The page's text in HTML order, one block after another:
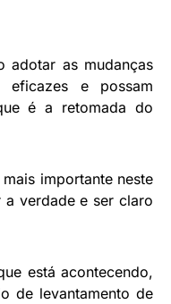
adotar as mudanças
e possam
é a retomada do
importante neste
a verdade e ser claro
está acontecendo,
de levantamento de